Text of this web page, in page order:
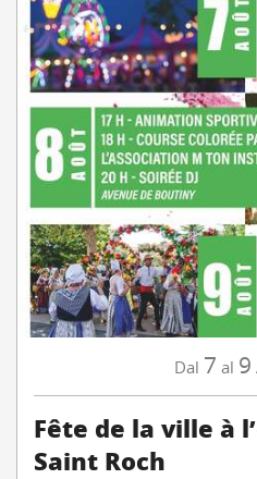
Dal 7 al 9
Fête de la ville à
Saint Roch